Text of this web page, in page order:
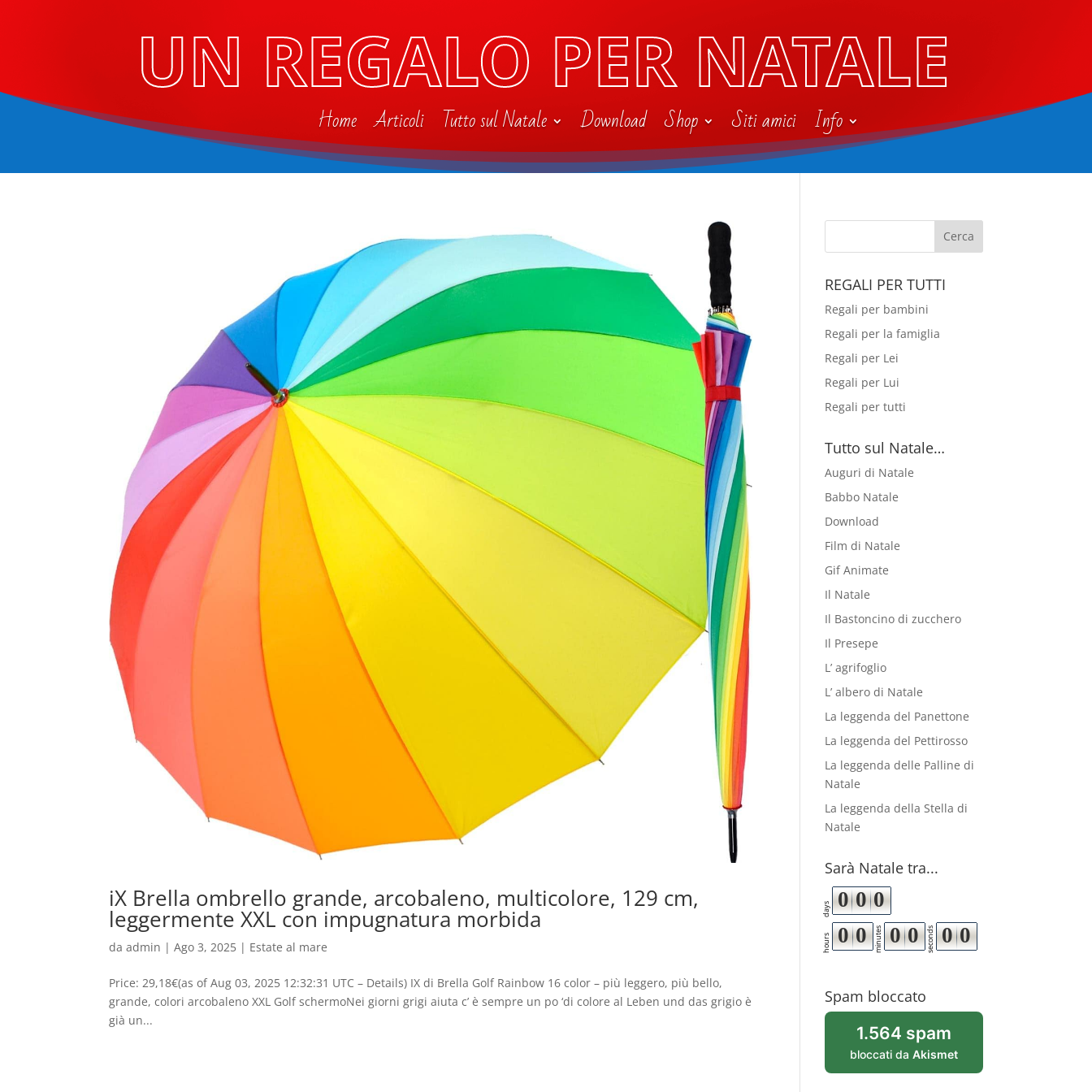
UN REGALO PER NATALE
Home Articoli Tutto sul Natale Download Shop Siti amici Info
iX Brella ombrello grande, arcobaleno, multicolore, 129 cm,
leggermente XXL con impugnatura morbida
daadmin |Ago 3, 2025 | Estate al mare
Price: 29,18€(as of Aug 03, 2025 12:32:31 UTC – Details) IX di Brella Golf Rainbow 16 color – più leggero, più bello,
grande, colori arcobaleno XXL Golf schermoNei giorni grigi aiuta c’ è sempre un po ‘di colore al Leben und das grigio è
già un...
REGALI PER TUTTI
Regali per bambini
Regali per la famiglia
Regali per Lei
Regali per Lui
Regali per tutti
Tutto sul Natale…
Auguri di Natale
Babbo Natale
Download
Film di Natale
Gif Animate
Il Natale
Il Bastoncino di zucchero
Il Presepe
L’ agrifoglio
L’ albero di Natale
La leggenda del Panettone
La leggenda del Pettirosso
La leggenda delle Palline di
Natale
La leggenda della Stella di
Natale
Sarà Natale tra...
days 0 0 0
hours 0 0 minutes 0 0 seconds 0 0
Spam bloccato
1.564 spam
bloccati da Akismet